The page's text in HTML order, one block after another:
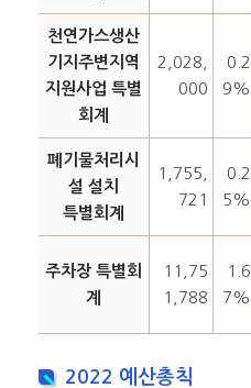
천연가스생산
기지주변지역
지원사업 특별
회계
2,028,
000
0.2
9%
폐기물처리시
설 설치
특별회계
1,755,
721
0.2
5%
주차장 특별회
계
11,75
1,788
1.6
7%
2022 예산총칙